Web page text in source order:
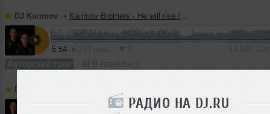
РАДИО НА DJ.RU
DJ Karimov ➝ Karimov Brothers - He will rise (Original Mix)
5:54
Авторский трек
DJ Karimov